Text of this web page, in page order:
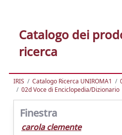
Catalogo dei
ricerca
IRIS Catalogo Ricerca UNIROMA1
02d Voce di Enciclopedia/Dizionario
Finestra
carola clemente